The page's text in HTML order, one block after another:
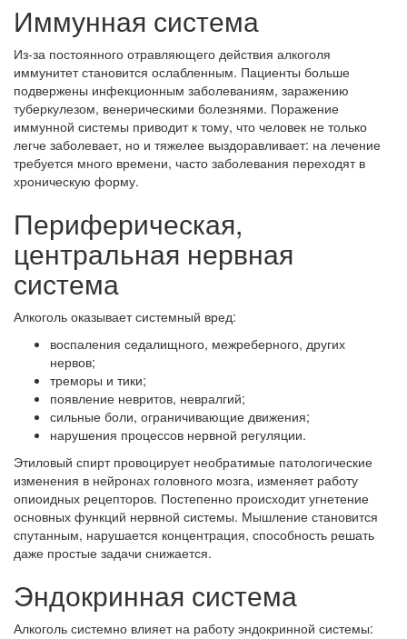
Иммунная система
Из-за постоянного отравляющего действия алкоголя
иммунитет становится ослабленным. Пациенты больше
подвержены инфекционным заболеваниям, заражению
туберкулезом, венерическими болезнями. Поражение
иммунной системы приводит к тому, что человек не только
легче заболевает, но и тяжелее выздоравливает: на лечение
требуется много времени, часто заболевания переходят в
хроническую форму.
Периферическая,
центральная нервная
система
Алкоголь оказывает системный вред:
воспаления седалищного, межреберного, других
нервов;
треморы и тики;
появление невритов, невралгий;
сильные боли, ограничивающие движения;
нарушения процессов нервной регуляции.
Этиловый спирт провоцирует необратимые патологические
изменения в нейронах головного мозга, изменяет работу
опиоидных рецепторов. Постепенно происходит угнетение
основных функций нервной системы. Мышление становится
спутанным, нарушается концентрация, способность решать
даже простые задачи снижается.
Эндокринная система
Алкоголь системно влияет на работу эндокринной системы: